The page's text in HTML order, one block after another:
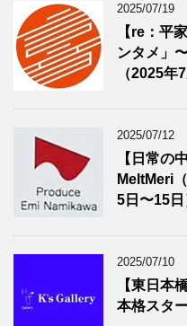
2025/07/19
【re：平
ンタメ」
（2025年
2025/07/12
【日常の
MeltMeri
5日〜15日
2025/07/10
【東日本
本格スタ